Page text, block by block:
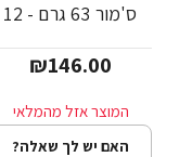
ס'מור 63 גרם - 12
MusclePharm
₪146.00
האם יש לך שאלה?